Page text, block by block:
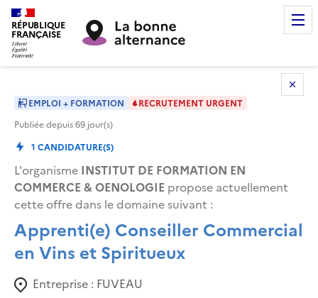
RÉPUBLIQUE
FRANÇAISE
EMPLOI + FORMATION
RECRUTEMENT URGENT
Publiée depuis69 jour(s)
1 CANDIDATURE(S)
L'organisme INSTITUT DE FORMATION EN
COMMERCE & OENOLOGIE propose actuellement
cette offre dans le domaine suivant :
Apprenti(e) Conseiller Commercial
en Vins et Spiritueux
Entreprise : FUVEAU